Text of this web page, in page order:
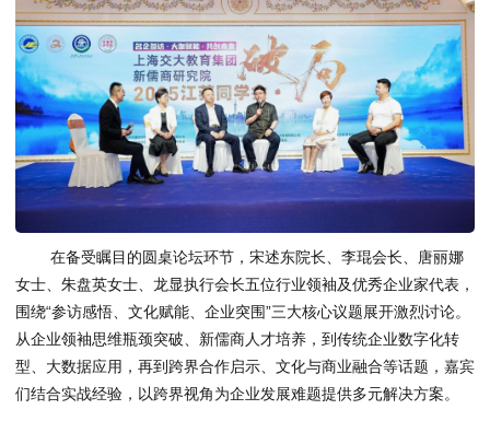
在备受瞩目的圆桌论坛环节，宋述东院长、李琨会长、唐丽娜
女士、朱盘英女士、龙显执行会长五位行业领袖及优秀企业家代表，
围绕“参访感悟、文化赋能、企业突围”三大核心议题展开激烈讨论。
从企业领袖思维瓶颈突破、新儒商人才培养，到传统企业数字化转
型、大数据应用，再到跨界合作启示、文化与商业融合等话题，嘉宾
们结合实战经验，以跨界视角为企业发展难题提供多元解决方案。